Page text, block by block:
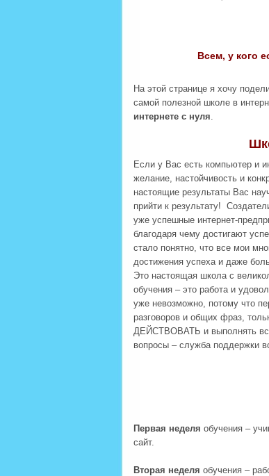
Всем, у кого
На этой странице я хочу
самой полезной школе в
интернете с нуля
Если у Вас есть компьютер и
желание, настойчивость и
настоящие результаты Вас
прийти к результату!
уже успешные интернет-
благодаря чему достигают
стало понятно, что все мои
достижения успеха и даже
Это настоящая школа с
обучения – это работа и
уже невозможно, потому что
разговоров и общих фраз,
ДЕЙСТВОВАТЬ и выполнять все
вопросы – служба поддержки
Первая неделя обучения –
сайт.
Вторая неделя обучения –